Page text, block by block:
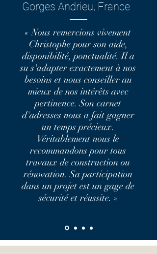
Gorges Andrieu, France
« Nous remercions vivement
Christophe pour son aide,
disponibilité, ponctualité. Il a
su s'adapter exactement à nos
besoins et nous conseiller au
mieux de nos intérêts avec
pertinence. Son carnet
d'adresses nous a fait gagner
un temps précieux.
Véritablement nous le
recommandons pour tous
travaux de construction ou
rénovation. Sa participation
dans un projet est un gage de
sécurité et réussite. »